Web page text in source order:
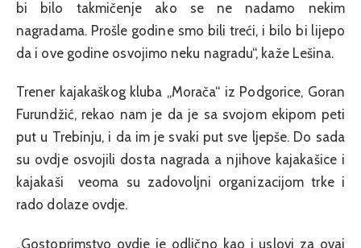
bi bilo takmičenje ako se ne nadamo nekim
nagradama. Prošle godine smo bili treći, i bilo bi lijepo
da i ove godine osvojimo neku nagradu“, kaže Lešina.
Trener kajakaškog kluba „Morača“ iz Podgorice, Goran
Furundžić, rekao nam je da je sa svojom ekipom peti
put u Trebinju, i da im je svaki put sve ljepše. Do sada
su ovdje osvojili dosta nagrada a njihove kajakašice i
kajakaši veoma su zadovoljni organizacijom trke i
rado dolaze ovdje.
„Gostoprimstvo ovdje je odlično kao i uslovi za ovaj